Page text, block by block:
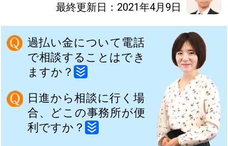
最終更新日：2021年4月9日
過払い金について電話
で相談することはでき
ますか？
日進から相談に行く場
合、どこの事務所が便
利ですか？